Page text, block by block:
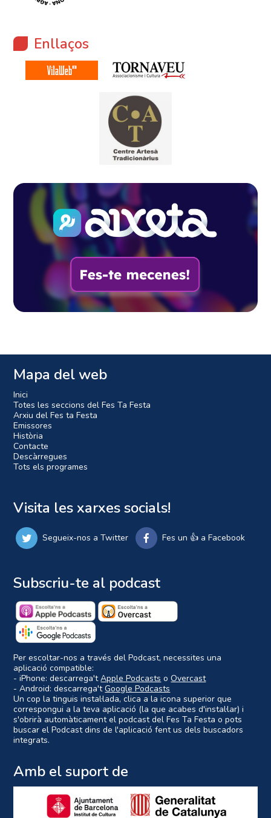
Enllaços
Mapa del web
Inici
Totes les seccions del Fes Ta Festa
Arxiu del Fes ta Festa
Emissores
Història
Contacte
Descàrregues
Tots els programes
Visita les xarxes socials!
Segueix-nos a Twitter Fes un 👍 a Facebook
Subscriu-te al podcast
Per escoltar-nos a través del Podcast, necessites una
aplicació compatible:
- iPhone: descarrega'tApple Podcasts oOvercast
- Android: descarrega'tGoogle Podcasts
Un cop la tinguis instal·lada, clica a la icona superior que
correspongui a la teva aplicació (la que acabes d'instal·lar) i
s'obrirà automàticament el podcast del Fes Ta Festa o pots
buscar el Podcast dins de l'aplicació fent us dels buscadors
integrats.
Amb el suport de